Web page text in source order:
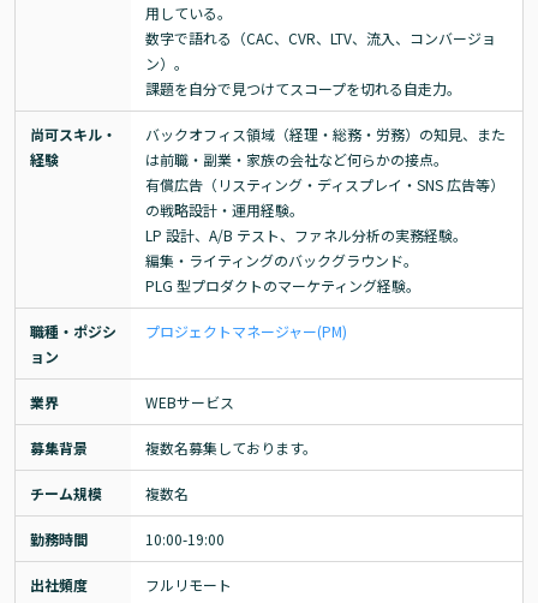
用している。
数字で語れる（CAC、CVR、LTV、流入、コンバージョ
ン）。
課題を自分で見つけてスコープを切れる自走力。
尚可スキル・
経験
バックオフィス領域（経理・総務・労務）の知見、また
は前職・副業・家族の会社など何らかの接点。
有償広告（リスティング・ディスプレイ・SNS 広告等）
の戦略設計・運用経験。
LP 設計、A/B テスト、ファネル分析の実務経験。
編集・ライティングのバックグラウンド。
PLG 型プロダクトのマーケティング経験。
職種・ポジシ
ョン
プロジェクトマネージャー(PM)
業界 WEBサービス
募集背景 複数名募集しております。
チーム規模 複数名
勤務時間 10:00-19:00
出社頻度 フルリモート